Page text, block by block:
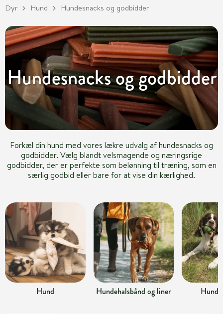
Dyr Hund Hundesnacks og godbidder
Hundesnacks og godbidder
Forkæl din hund med vores lækre udvalg af hundesnacks og
godbidder. Vælg blandt velsmagende og næringsrige
godbidder, der er perfekte som belønning til træning, som en
særlig godbid eller bare for at vise din kærlighed.
Hund Hundehalsbånd og liner